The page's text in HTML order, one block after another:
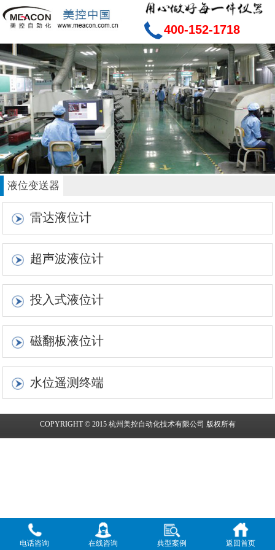
400-152-1718
液位变送器
雷达液位计
超声波液位计
投入式液位计
磁翻板液位计
水位遥测终端
COPYRIGHT © 2015 杭州美控自动化技术有限公司 版权所有
电话咨询 在线咨询 典型案例 返回首页